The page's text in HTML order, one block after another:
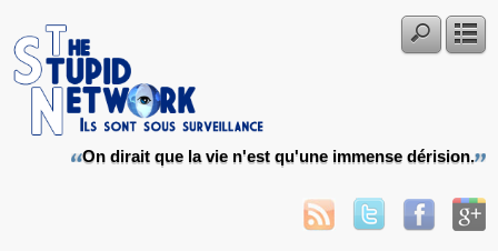
On dirait que la vie n'est qu'une immense dérision.